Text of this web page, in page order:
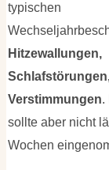
typischen
Hitzewallungen,
Verstimmungen.
sollte aber nicht
Wochen